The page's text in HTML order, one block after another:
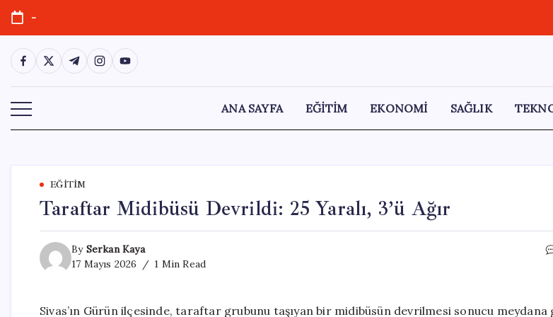
Skip
content
-
https://www.facebook.com/
https://twitter.com/
https://t.me/
https://www.instagram.com/
https://youtube.com/
ANA SAYFA EĞİTİM EKONOMİ SAĞLIK
EĞITIM
Taraftar Midibüsü Devrildi: 25 Yaralı, 3’ü Ağır
By Serkan Kaya
17 Mayıs 2026
1 Min Read
Sivas’ın Gürün ilçesinde, taraftar grubunu taşıyan bir midibüsün devrilmesi sonucu meydana